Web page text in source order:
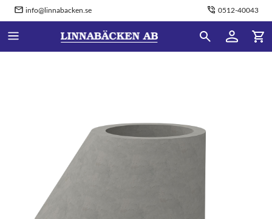
info@linnabacken.se 0512-40043